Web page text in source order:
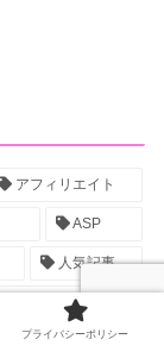
アフィリエイト
ASP
人気記事
アナリティクス
キーワード選定
プライバシーポリシー